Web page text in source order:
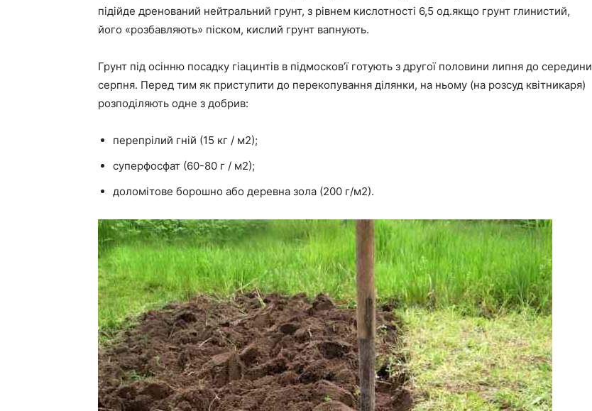
підійде дренований нейтральний грунт, з рівнем кислотності 6,5 од.якщо грунт глинистий,
його «розбавляють» піском, кислий грунт вапнують.
Грунт під осінню посадку гіацинтів в підмосков’ї готують з другої половини липня до середини
серпня. Перед тим як приступити до перекопування ділянки, на ньому (на розсуд квітникаря)
розподіляють одне з добрив:
перепрілий гній (15 кг / м2);
суперфосфат (60-80 г / м2);
доломітове борошно або деревна зола (200 г/м2).